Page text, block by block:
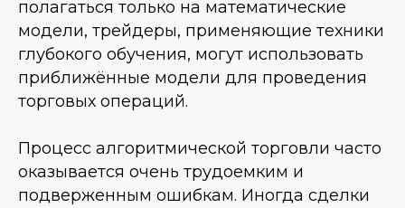
полагаться только на математические
модели, трейдеры, применяющие техники
глубокого обучения, могут использовать
приближённые модели для проведения
торговых операций.
Процесс алгоритмической торговли часто
оказывается очень трудоемким и
подверженным ошибкам. Иногда сделки